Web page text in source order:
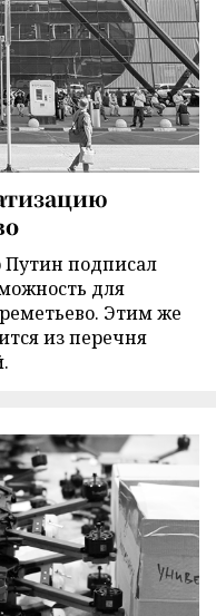
подписал
для
Этим же
из перечня